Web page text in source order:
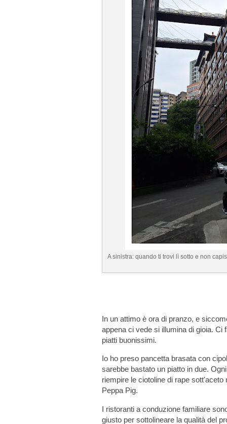
A sinistra: quando ti trovi lì sotto e non
In un attimo è ora di pranzo, e
appena ci vede si illumina di gioia.
piatti buonissimi.
Io ho preso pancetta brasata con
sarebbe bastato un piatto in due.
riempire le ciotoline di rape
Peppa Pig.
I ristoranti a conduzione familiare
giusto per sottolineare la qualità del